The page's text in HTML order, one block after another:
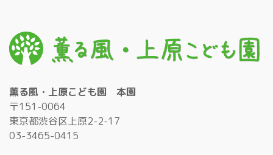
薫る風・上原こども園 本園
〒151-0064
東京都渋谷区上原2-2-17
03-3465-0415